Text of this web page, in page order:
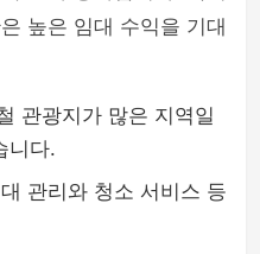
높은 임대 수익을 기대
관광지가 많은 지역일
니다.
관리와 청소 서비스 등